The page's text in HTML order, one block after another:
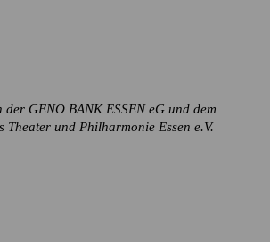
der GENO BANK ESSEN eG und dem
Theater und Philharmonie Essen e.V.